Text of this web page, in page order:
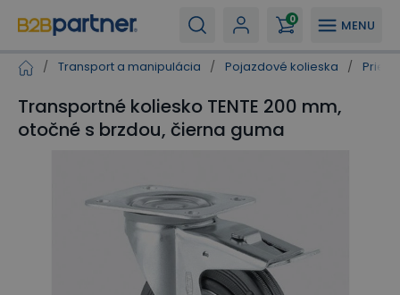
MENU
0
/ Transport a manipulácia / Pojazdové kolieska /
Transportné koliesko TENTE 200 mm,
otočné s brzdou, čierna guma